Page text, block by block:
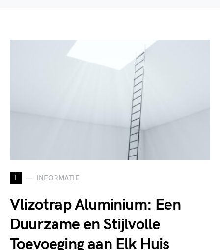
I INFORMATIE
Vlizotrap Aluminium: Een
Duurzame en Stijlvolle
Toevoeging aan Elk Huis